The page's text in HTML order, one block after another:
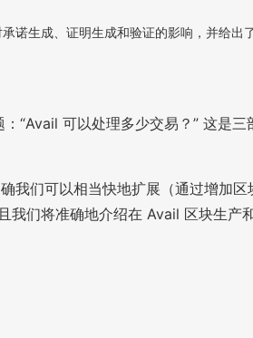
生成、证明生成和验证的影响，并给
“Avail 可以处理多少交易？” 这是
们可以相当快地扩展（通过增加
们将准确地介绍在 Avail 区块生产